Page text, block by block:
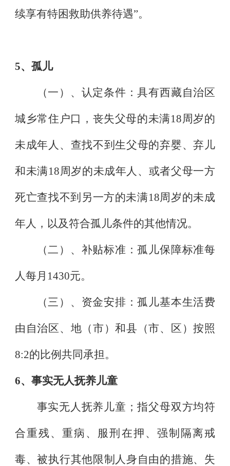
续享有特困救助供养待遇”。
5、孤儿
（一）、认定条件：具有西藏自治区
城乡常住户口，丧失父母的未满18周岁的
未成年人、查找不到生父母的弃婴、弃儿
和未满18周岁的未成年人、或者父母一方
死亡查找不到另一方的未满18周岁的未成
年人，以及符合孤儿条件的其他情况。
（二）、补贴标准：孤儿保障标准每
人每月 1430元。
（三）、资金安排：孤儿基本生活费
由自治区、地（市）和县（市、区）按照
8:2的比例共同承担。
6、事实无人抚养儿童
事实无人抚养儿童；指父母双方均符
合重残、重病、服刑在押、强制隔离戒
毒、被执行其他限制人身自由的措施、失